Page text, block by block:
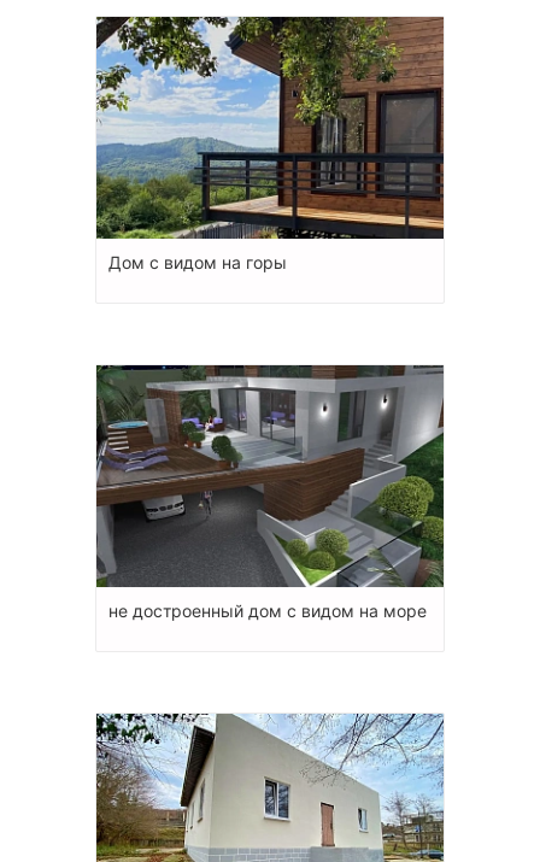
Дом с видом на горы
не достроенный дом с видом на море